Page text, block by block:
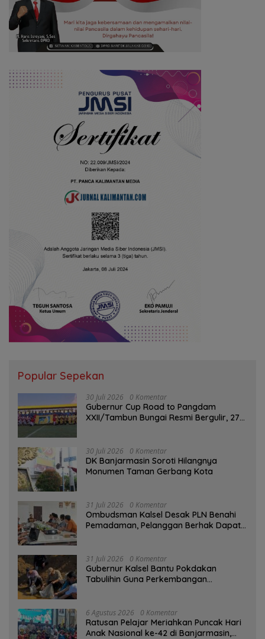
Popular Sepekan
30 Juli 2026 0 Komentar
Gubernur Cup Road to Pangdam
XXII/Tambun Bungai Resmi Bergulir, 27
30 Juli 2026 0 Komentar
DK Banjarmasin Soroti Hilangnya
Monumen Taman Gerbang Kota
31 Juli 2026 0 Komentar
Ombudsman Kalsel Desak PLN Benahi
Pemadaman, Pelanggan Berhak Dapat
31 Juli 2026 0 Komentar
Gubernur Kalsel Bantu Pokdakan
Tabulihin Guna Perkembangan
6 Agustus 2026 0 Komentar
Ratusan Pelajar Meriahkan Puncak Hari
Anak Nasional ke-42 di Banjarmasin,